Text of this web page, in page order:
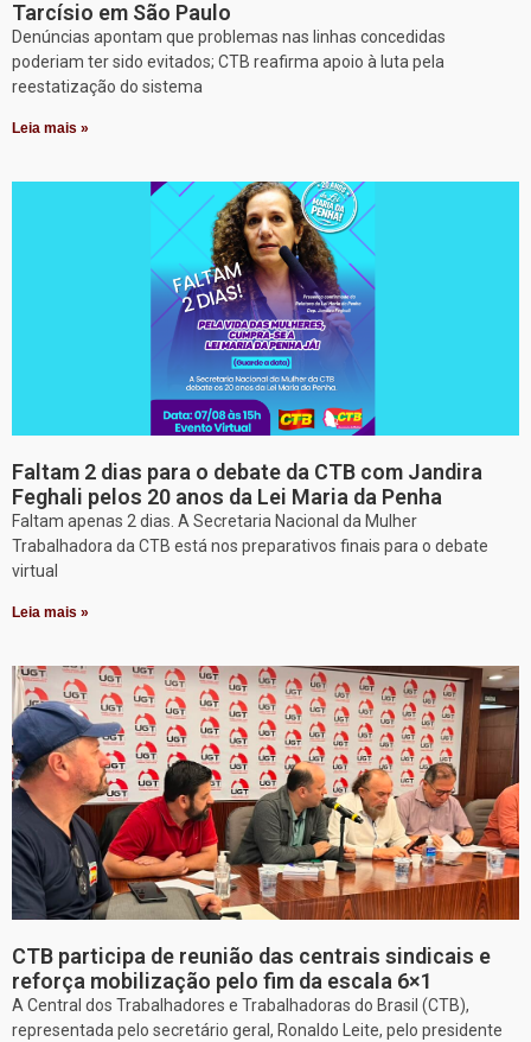
Tarcísio em São Paulo
Denúncias apontam que problemas nas linhas concedidas
poderiam ter sido evitados; CTB reafirma apoio à luta pela
reestatização do sistema
Leia mais »
Faltam 2 dias para o debate da CTB com Jandira
Feghali pelos 20 anos da Lei Maria da Penha
Faltam apenas 2 dias. A Secretaria Nacional da Mulher
Trabalhadora da CTB está nos preparativos finais para o debate
virtual
Leia mais »
CTB participa de reunião das centrais sindicais e
reforça mobilização pelo fim da escala 6×1
A Central dos Trabalhadores e Trabalhadoras do Brasil (CTB),
representada pelo secretário geral, Ronaldo Leite, pelo presidente